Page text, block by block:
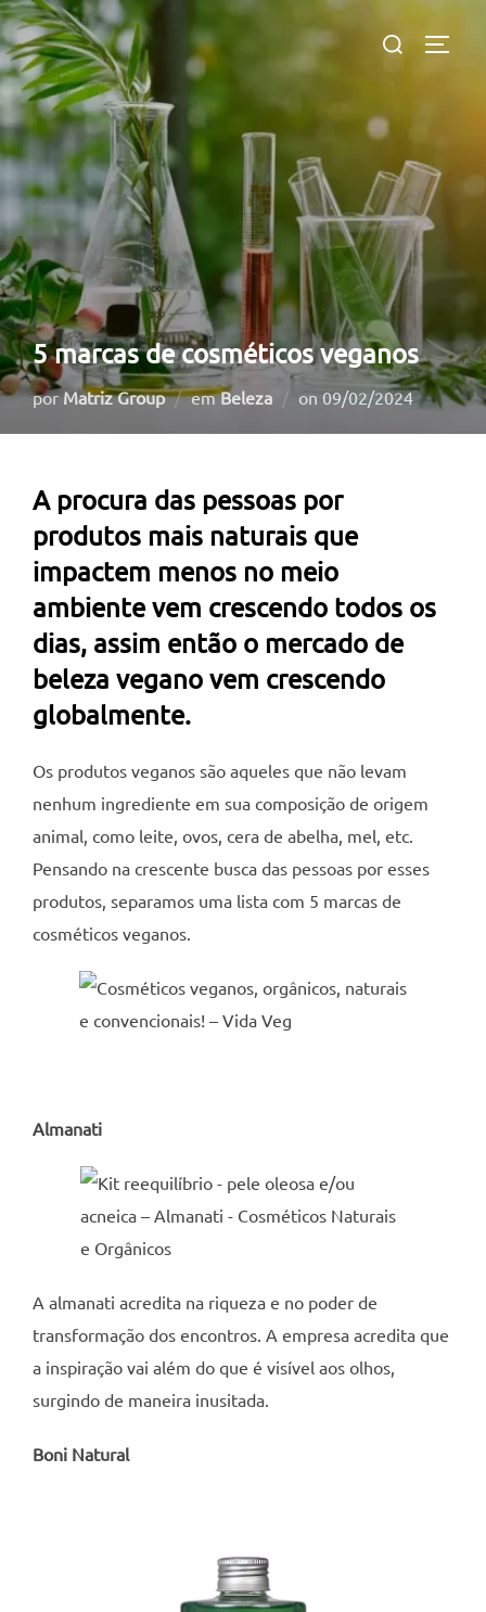
Pular
para
o
conteúdo
Pesquisar
5 marcas de cosméticos veganos
porMatriz Group emBeleza on Postado
09/02/2024
A procura das pessoas por
produtos mais naturais que
impactem menos no meio
ambiente vem crescendo todos os
dias, assim então o mercado de
beleza vegano vem crescendo
globalmente.
Os produtos veganos são aqueles que não levam
nenhum ingrediente em sua composição de origem
animal, como leite, ovos, cera de abelha, mel, etc.
Pensando na crescente busca das pessoas por esses
produtos, separamos uma lista com 5 marcas de
cosméticos veganos.
Almanati
A almanati acredita na riqueza e no poder de
transformação dos encontros. A empresa acredita que
a inspiração vai além do que é visível aos olhos,
surgindo de maneira inusitada.
Boni Natural